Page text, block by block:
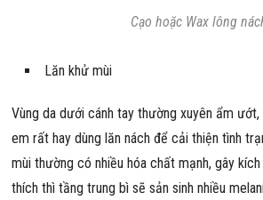
Cạo hoặc Wax lông
Lăn khử mùi
Vùng da dưới cánh tay thường xuyên ẩm
em rất hay dùng lăn nách để cải thiện tình
mùi thường có nhiều hóa chất mạnh, gây
thích thì tầng trung bì sẽ sản sinh nhiều